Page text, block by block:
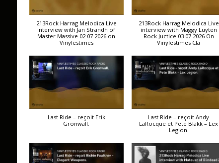
213Rock Harrag Melodica Live
interview with Jan Strandh of
Master Massive 02 07 2026 on
Vinylestimes
213Rock Harrag Melodica Live
interview with Maggy Luyten
Rock Juctice 03 07 2026 On
Vinylestimes Cla
Last Ride – reçoit Erik
Gronwall.
Last Ride – reçoit Andy
LaRocque et Pete Blakk – Lex
Legion.